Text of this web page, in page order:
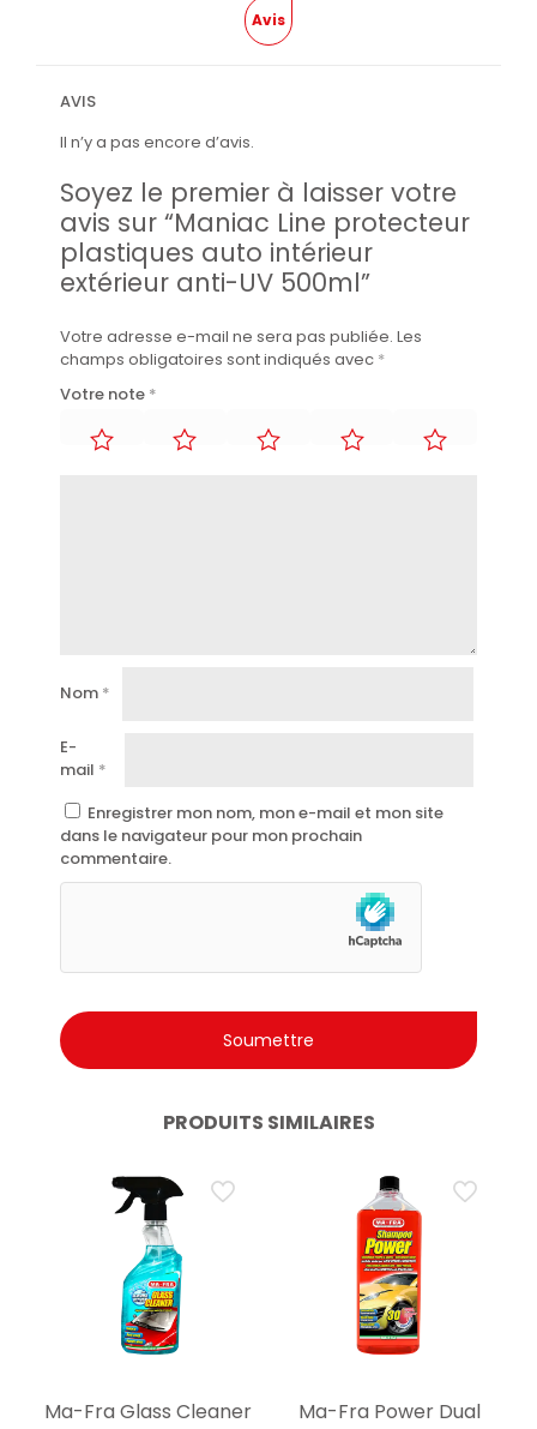
Avis
AVIS
Il n’y a pas encore d’avis.
Soyez le premier à laisser votre
avis sur “Maniac Line protecteur
plastiques auto intérieur
extérieur anti-UV 500ml”
Votre adresse e-mail ne sera pas publiée. Les
champs obligatoires sont indiqués avec *
Votre note *
Nom *
E-
mail *
Enregistrer mon nom, mon e-mail et mon site
dans le navigateur pour mon prochain
commentaire.
PRODUITS SIMILAIRES
Ma-Fra Glass Cleaner
Ma-Fra Power Dual